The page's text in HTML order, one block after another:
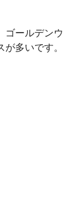
ゴールデンウ
多いです。